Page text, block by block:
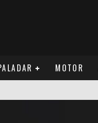
MOTOR